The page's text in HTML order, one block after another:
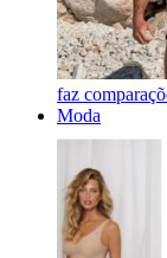
faz
Moda